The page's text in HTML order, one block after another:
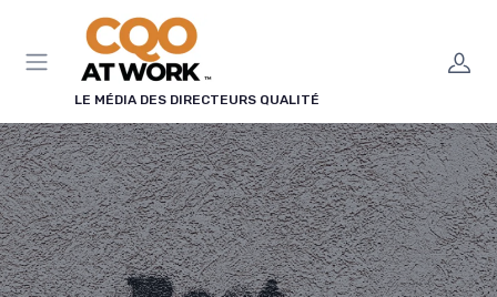
LE MÉDIA DES DIRECTEURS QUALITÉ
Panneau de gestion des cookies